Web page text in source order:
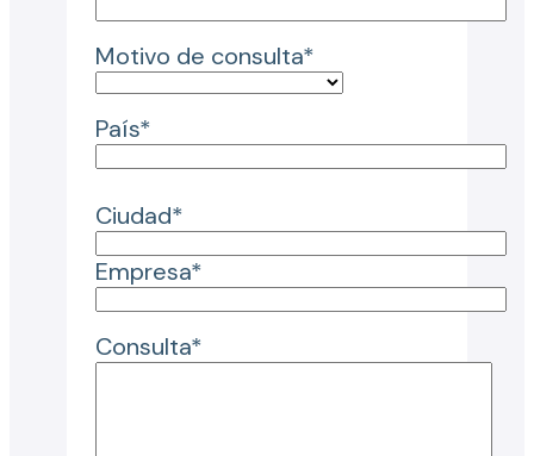
Motivo de consulta*
País*
Ciudad*
Empresa*
Consulta*